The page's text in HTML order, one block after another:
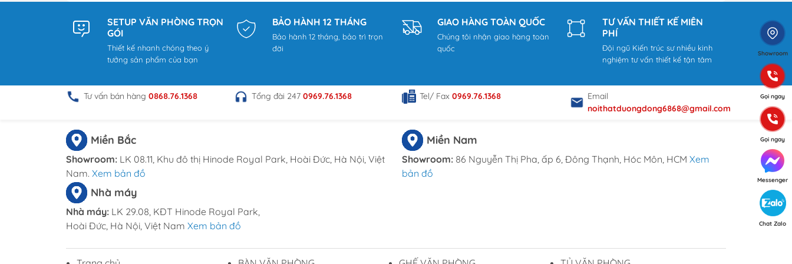
SETUP VĂN PHÒNG TRỌN
GÓI
Thiết kế nhanh chóng theo ý
tưởng sản phẩm của bạn
BẢO HÀNH 12 THÁNG
Bảo hành 12 tháng, bảo trì trọn
đời
GIAO HÀNG TOÀN QUỐC
Chúng tôi nhận giao hàng toàn
quốc
TƯ VẤN THIẾT KẾ MIỄN
PHÍ
Đội ngũ Kiến trúc sư nhiều kinh
nghiệm tư vấn thiết kế tận tâm
Tư vấn bán hàng 0868.76.1368 Tổng đài 247 0969.76.1368 Tel/ Fax 0969.76.1368
Email
noithatduongdong6868@gmail.com
Miền Bắc
Showroom: LK 08.11, Khu đô thị Hinode Royal Park, Hoài Đức, Hà Nội, Việt
Nam. Xem bản đồ
Miền Nam
Showroom: 86 Nguyễn Thị Pha, ấp 6, Đông Thạnh, Hóc Môn, HCM Xem
bản đồ
Nhà máy
Nhà máy: LK 29.08, KĐT Hinode Royal Park,
Hoài Đức, Hà Nội, Việt Nam Xem bản đồ
Showroom
Gọi ngay
Gọi ngay
Messenger
Chat Zalo